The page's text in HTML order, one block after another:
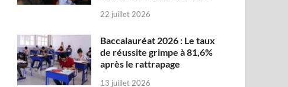
22 juillet 2026
Baccalauréat 2026 : Le taux
de réussite grimpe à 81,6%
après le rattrapage
13 juillet 2026